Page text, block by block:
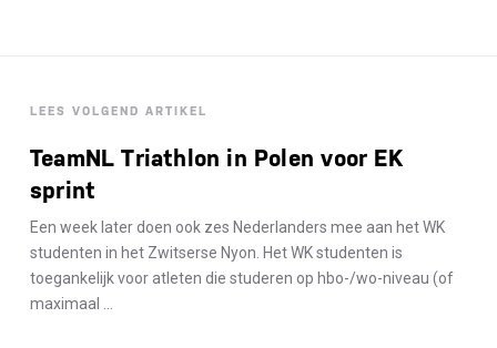
LEES VOLGEND ARTIKEL
TeamNL Triathlon in Polen voor EK
sprint
Een week later doen ook zes Nederlanders mee aan het WK
studenten in het Zwitserse Nyon. Het WK studenten is
toegankelijk voor atleten die studeren op hbo-/wo-niveau (of
maximaal ...